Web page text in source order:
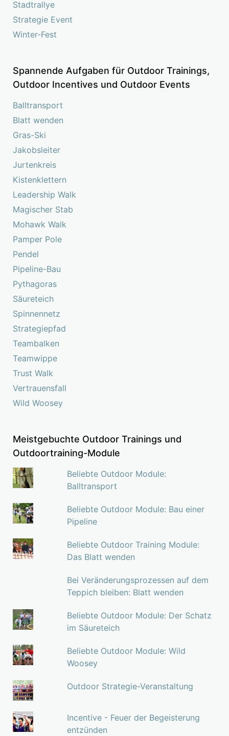
Stadtrallye
Strategie Event
Winter-Fest
Spannende Aufgaben für Outdoor Trainings,
Outdoor Incentives und Outdoor Events
Balltransport
Blatt wenden
Gras-Ski
Jakobsleiter
Jurtenkreis
Kistenklettern
Leadership Walk
Magischer Stab
Mohawk Walk
Pamper Pole
Pendel
Pipeline-Bau
Pythagoras
Säureteich
Spinnennetz
Strategiepfad
Teambalken
Teamwippe
Trust Walk
Vertrauensfall
Wild Woosey
Meistgebuchte Outdoor Trainings und
Outdoortraining-Module
Beliebte Outdoor Module:
Balltransport
Beliebte Outdoor Module: Bau einer
Pipeline
Beliebte Outdoor Training Module:
Das Blatt wenden
Bei Veränderungsprozessen auf dem
Teppich bleiben: Blatt wenden
Beliebte Outdoor Module: Der Schatz
im Säureteich
Beliebte Outdoor Module: Wild
Woosey
Outdoor Strategie-Veranstaltung
Incentive - Feuer der Begeisterung
entzünden